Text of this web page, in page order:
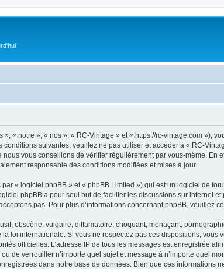
« notre », « nos », « RC-Vintage » et « https://rc-vintage.com »),
conditions suivantes, veuillez ne pas utiliser et accéder à « RC-
vous conseillons de vérifier régulièrement par vous-même. En
responsable des conditions modifiées et mises à jour.
« logiciel phpBB » et « phpBB Limited ») qui est un logiciel de
phpBB a pour seul but de faciliter les discussions sur internet
pas. Pour plus d’informations concernant phpBB, veuillez
obscène, vulgaire, diffamatoire, choquant, menaçant,
loi internationale. Si vous ne respectez pas ces dispositions,
officielles. L’adresse IP de tous les messages est enregistrée
de verrouiller n’importe quel sujet et message à n’importe quel
dans notre base de données. Bien que ces informations